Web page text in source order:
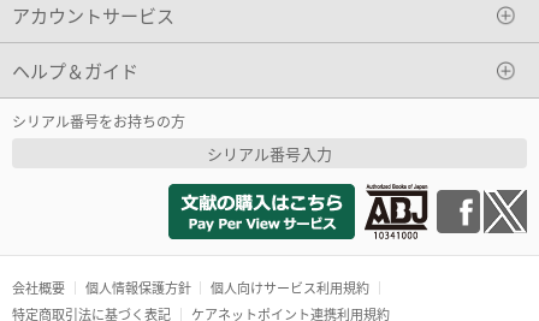
アカウントサービス
ヘルプ＆ガイド
シリアル番号をお持ちの方
シリアル番号入力
会社概要 個人情報保護方針
個人向けサービス利用規約
特定商取引法に基づく表記
ケアネットポイント連携利用規約